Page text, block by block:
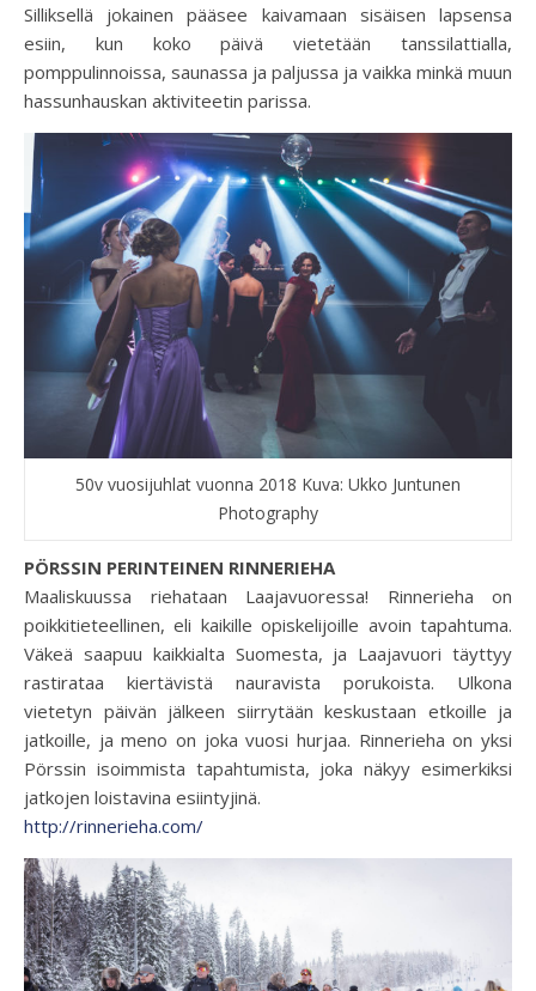
Silliksellä jokainen pääsee kaivamaan sisäisen lapsensa
esiin, kun koko päivä vietetään tanssilattialla,
pomppulinnoissa, saunassa ja paljussa ja vaikka minkä muun
hassunhauskan aktiviteetin parissa.
50v vuosijuhlat vuonna 2018 Kuva: Ukko Juntunen
Photography
PÖRSSIN PERINTEINEN RINNERIEHA
Maaliskuussa riehataan Laajavuoressa! Rinnerieha on
poikkitieteellinen, eli kaikille opiskelijoille avoin tapahtuma.
Väkeä saapuu kaikkialta Suomesta, ja Laajavuori täyttyy
rastirataa kiertävistä nauravista porukoista. Ulkona
vietetyn päivän jälkeen siirrytään keskustaan etkoille ja
jatkoille, ja meno on joka vuosi hurjaa. Rinnerieha on yksi
Pörssin isoimmista tapahtumista, joka näkyy esimerkiksi
jatkojen loistavina esiintyjinä.
http://rinnerieha.com/